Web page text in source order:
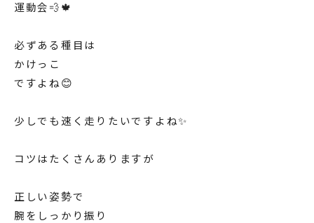
運動会💨🍁
必ずある種目は
かけっこ
ですよね😊
少しでも速く走りたいですよね✨
コツはたくさんありますが
正しい姿勢で
腕をしっかり振り